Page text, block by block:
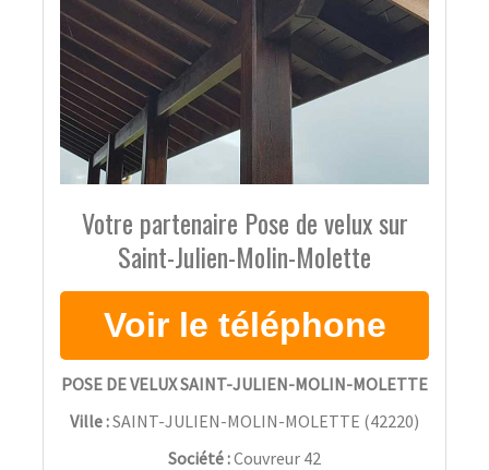
Votre partenaire Pose de velux sur
Saint-Julien-Molin-Molette
POSE DE VELUX SAINT-JULIEN-MOLIN-MOLETTE
Ville :SAINT-JULIEN-MOLIN-MOLETTE (42220)
Société :Couvreur 42